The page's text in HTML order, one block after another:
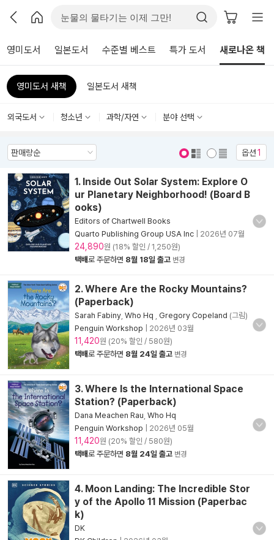
영미도서 일본도서 수준별 베스트 특가 도서 새로나온 책
영미도서 새책 일본도서 새책
외국도서 청소년 과학/자연 분야 선택
옵션1
1. Inside Out Solar System: Explore O
ur Planetary Neighborhood! (Board B
ooks)
Editors of Chartwell Books
Quarto Publishing Group USA Inc
2026년 07월
24,890원 (18% 할인 / 1,250원)
택배로 주문하면 8월 18일 출고 변경
2. Where Are the Rocky Mountains?
(Paperback)
Sarah Fabiny Who Hq Gregory Copeland (그림)
Penguin Workshop
2026년 03월
11,420원 (20% 할인 / 580원)
택배로 주문하면 8월 24일 출고 변경
3. Where Is the International Space
Station? (Paperback)
Dana Meachen Rau Who Hq
Penguin Workshop
2026년 05월
11,420원 (20% 할인 / 580원)
택배로 주문하면 8월 24일 출고 변경
4. Moon Landing: The Incredible Stor
y of the Apollo 11 Mission (Paperbac
k)
DK